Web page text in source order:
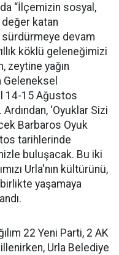
“İlçemizin sosyal,
katan
sürdürmeye devam
köklü geleneğimizi
zeytine yağın
14-15 Ağustos
‘Oyuklar Sizi
Barbaros Oyuk
tarihlerinde
buluşacak. Bu iki
Urla'nın kültürünü,
yaşamaya
22 Yeni Parti, 2 AK
Urla Belediye